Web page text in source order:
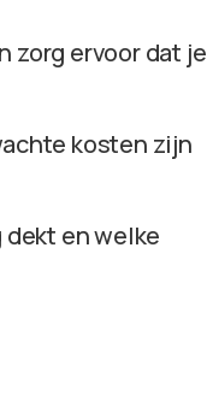
zorg ervoor dat je
kosten zijn
dekt en welke